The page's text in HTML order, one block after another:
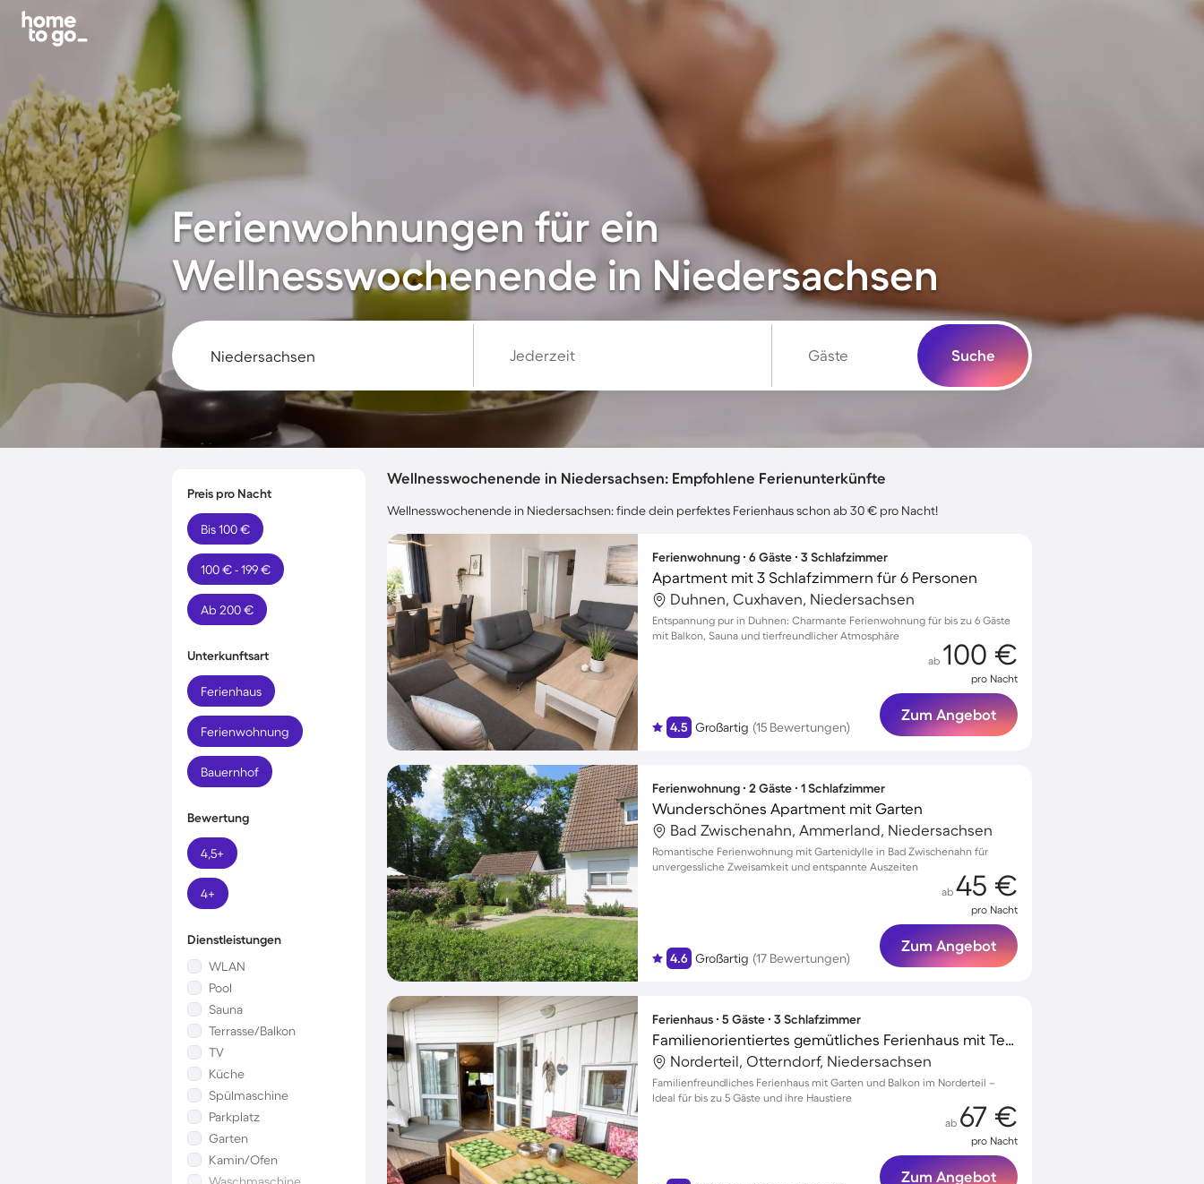
Ferienwohnungen für ein
Wellnesswochenende in Niedersachsen
Jederzeit Gäste Suche
Preis pro Nacht
Bis 100 €
100 € - 199 €
Ab 200 €
Unterkunftsart
Ferienhaus
Ferienwohnung
Bauernhof
Bewertung
4,5+
4+
Dienstleistungen
WLAN
Pool
Sauna
Terrasse/Balkon
TV
Küche
Spülmaschine
Parkplatz
Garten
Kamin/Ofen
Wellnesswochenende in Niedersachsen: Empfohlene Ferienunterkünfte
Wellnesswochenende in Niedersachsen: finde dein perfektes Ferienhaus schon ab 30 € pro Nacht!
Ferienwohnung ∙ 6 Gäste ∙ 3 Schlafzimmer
Apartment mit 3 Schlafzimmern für 6 Personen
Duhnen, Cuxhaven, Niedersachsen
Entspannung pur in Duhnen: Charmante Ferienwohnung für bis zu 6 Gäste
mit Balkon, Sauna und tierfreundlicher Atmosphäre
4.5 Großartig (15 Bewertungen)
ab 100 €
pro Nacht
Zum Angebot
Ferienwohnung ∙ 2 Gäste ∙ 1 Schlafzimmer
Wunderschönes Apartment mit Garten
Bad Zwischenahn, Ammerland, Niedersachsen
Romantische Ferienwohnung mit Gartenidylle in Bad Zwischenahn für
unvergessliche Zweisamkeit und entspannte Auszeiten
4.6 Großartig (17 Bewertungen)
ab 45 €
pro Nacht
Zum Angebot
Ferienhaus ∙ 5 Gäste ∙ 3 Schlafzimmer
Familienorientiertes gemütliches Ferienhaus mit Terrasse, Garten und Grill | Nah am Strand | Haustierfreundlich
Norderteil, Otterndorf, Niedersachsen
Familienfreundliches Ferienhaus mit Garten und Balkon im Norderteil –
Ideal für bis zu 5 Gäste und ihre Haustiere
ab 67 €
pro Nacht
Zum Angebot